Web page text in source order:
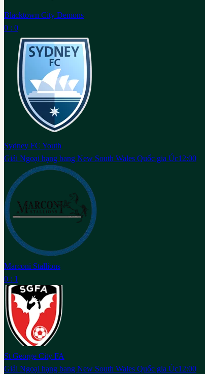
Blacktown City Demons
0 : 0
Sydney FC Youth
Giải Ngoại hạng bang New South Wales Quốc gia Úc12:00
Marconi Stallions
0 : 1
St George City FA
Giải Ngoại hạng bang New South Wales Quốc gia Úc12:00